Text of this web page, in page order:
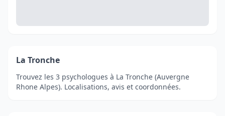
La Tronche
Trouvez les 3 psychologues à La Tronche (Auvergne
Rhone Alpes). Localisations, avis et coordonnées.